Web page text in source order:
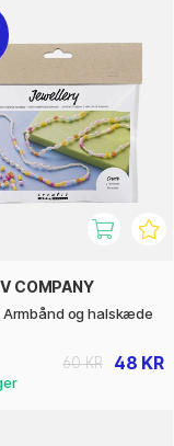
COMPANY
Armbånd og halskæde
48 KR
60 KR